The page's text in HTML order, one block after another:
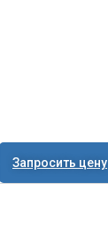
Запросить цену